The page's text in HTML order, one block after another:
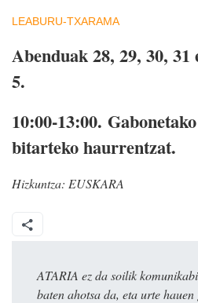
LEABURU-TXARAMA
Abenduak 28, 29, 30,
5.
10:00-13:00.
bitarteko haurrentzat.
Hizkuntza: EUSKARA
ATARIA ez da soilik
baten ahotsa da, eta urte